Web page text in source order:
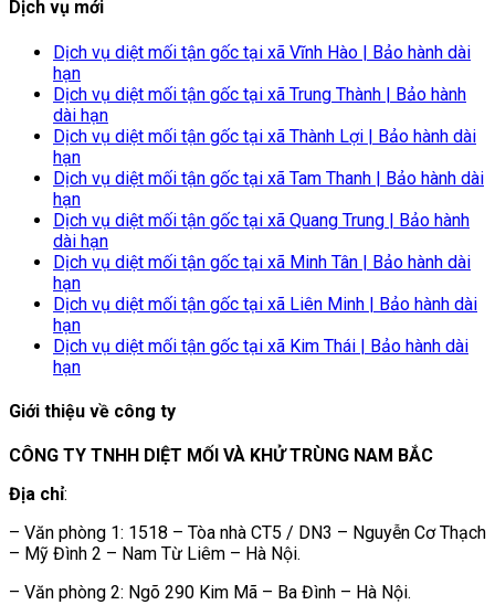
Dịch vụ mới
Dịch vụ diệt mối tận gốc tại xã Vĩnh Hào | Bảo hành dài
hạn
Dịch vụ diệt mối tận gốc tại xã Trung Thành | Bảo hành
dài hạn
Dịch vụ diệt mối tận gốc tại xã Thành Lợi | Bảo hành dài
hạn
Dịch vụ diệt mối tận gốc tại xã Tam Thanh | Bảo hành dài
hạn
Dịch vụ diệt mối tận gốc tại xã Quang Trung | Bảo hành
dài hạn
Dịch vụ diệt mối tận gốc tại xã Minh Tân | Bảo hành dài
hạn
Dịch vụ diệt mối tận gốc tại xã Liên Minh | Bảo hành dài
hạn
Dịch vụ diệt mối tận gốc tại xã Kim Thái | Bảo hành dài
hạn
Giới thiệu về công ty
CÔNG TY TNHH DIỆT MỐI VÀ KHỬ TRÙNG NAM BẮC
Địa chỉ:
– Văn phòng 1: 1518 – Tòa nhà CT5 / DN3 – Nguyễn Cơ Thạch
– Mỹ Đình 2 – Nam Từ Liêm – Hà Nội.
– Văn phòng 2: Ngõ 290 Kim Mã – Ba Đình – Hà Nội.